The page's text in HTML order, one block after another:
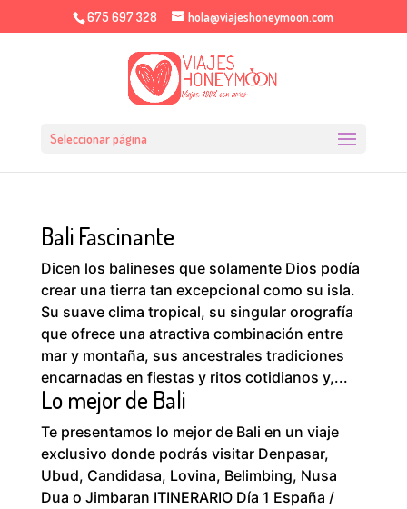
675 697 328 hola@viajeshoneymoon.com
Seleccionar página
Bali Fascinante
Dicen los balineses que solamente Dios podía
crear una tierra tan excepcional como su isla.
Su suave clima tropical, su singular orografía
que ofrece una atractiva combinación entre
mar y montaña, sus ancestrales tradiciones
encarnadas en fiestas y ritos cotidianos y,...
Lo mejor de Bali
Te presentamos lo mejor de Bali en un viaje
exclusivo donde podrás visitar Denpasar,
Ubud, Candidasa, Lovina, Belimbing, Nusa
Dua o Jimbaran ITINERARIO Día 1 España /